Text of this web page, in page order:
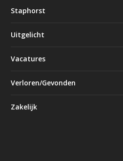
Staphorst
Uitgelicht
Vacatures
Verloren/Gevonden
Zakelijk